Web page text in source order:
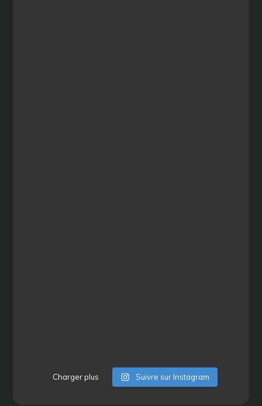
Charger plus Suivre sur Instagram